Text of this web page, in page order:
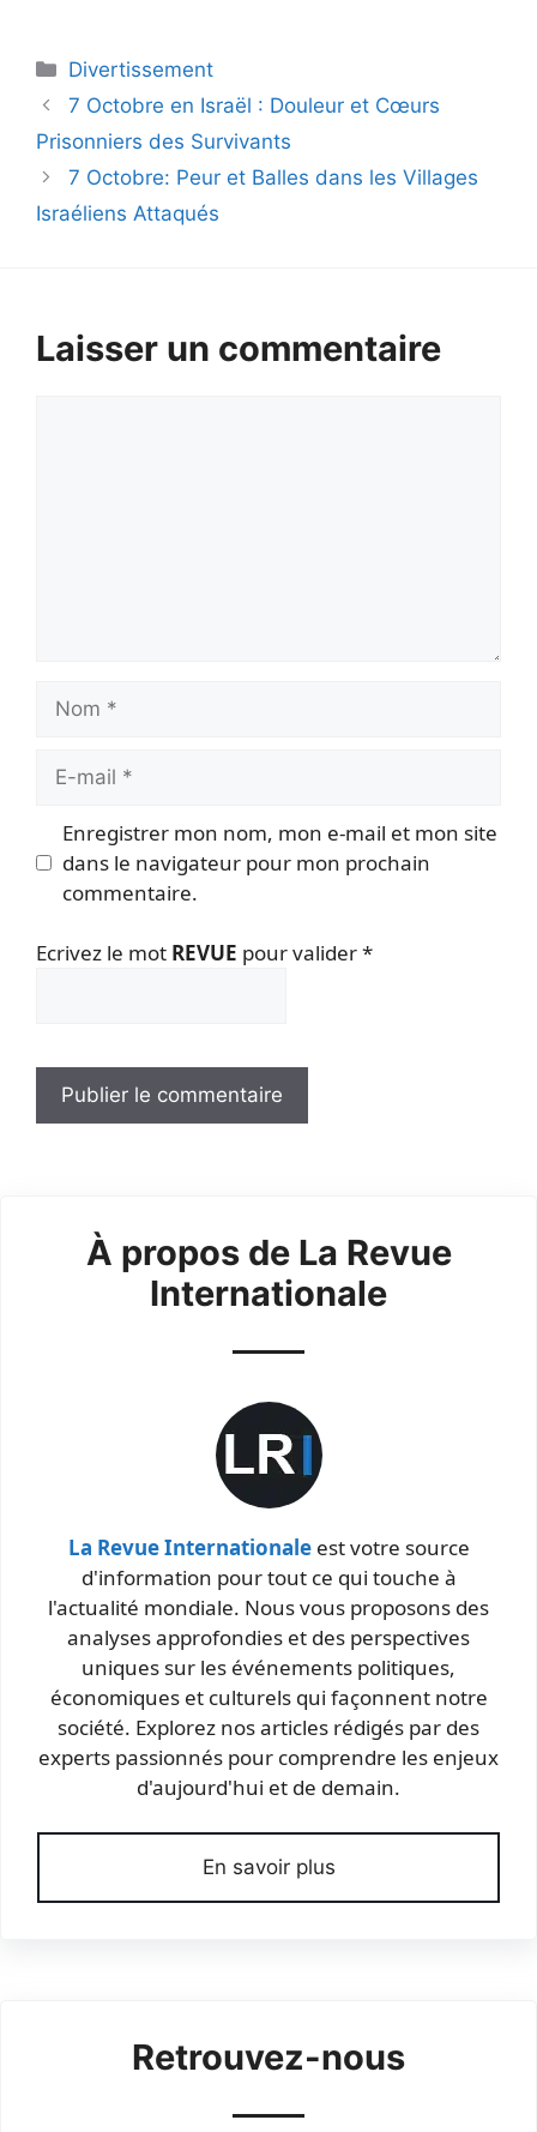
Catégories
Divertissement
7 Octobre en Israël : Douleur et Cœurs
Prisonniers des Survivants
7 Octobre: Peur et Balles dans les Villages
Israéliens Attaqués
Laisser un commentaire
mail
Enregistrer mon nom, mon e-mail et mon site
dans le navigateur pour mon prochain
commentaire.
Ecrivez le mot REVUE pour valider*
À propos de La Revue
Internationale
La Revue Internationaleest votre source
d'information pour tout ce qui touche à
l'actualité mondiale. Nous vous proposons des
analyses approfondies et des perspectives
uniques sur les événements politiques,
économiques et culturels qui façonnent notre
société. Explorez nos articles rédigés par des
experts passionnés pour comprendre les enjeux
d'aujourd'hui et de demain.
En savoir plus
Retrouvez-nous